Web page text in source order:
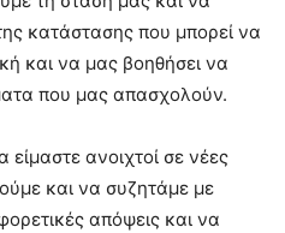
κατάστασης που μπορεί να
και να μας βοηθήσει να
που μας απασχολούν.
είμαστε ανοιχτοί σε νέες
και να συζητάμε με
απόψεις και να